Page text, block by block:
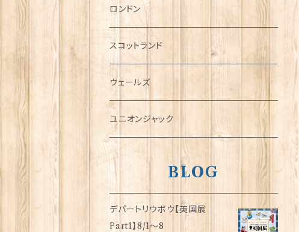
チャーム
犬グッズ
傘
指貫(シンブル)
ロンドン
スコットランド
ウェールズ
ユニオンジャック
BLOG
デパートリウボウ【英国展
Part1】8/1〜8